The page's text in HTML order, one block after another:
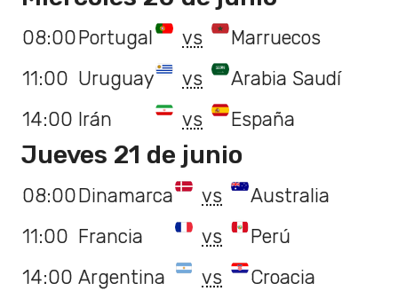
08:00Portugal vs
Marruecos
11:00 Uruguay vs
Arabia Saudí
14:00 Irán vs España
Jueves 21 de junio
08:00Dinamarca vs
Australia
11:00 Francia vs
Perú
14:00 Argentina vs Croacia